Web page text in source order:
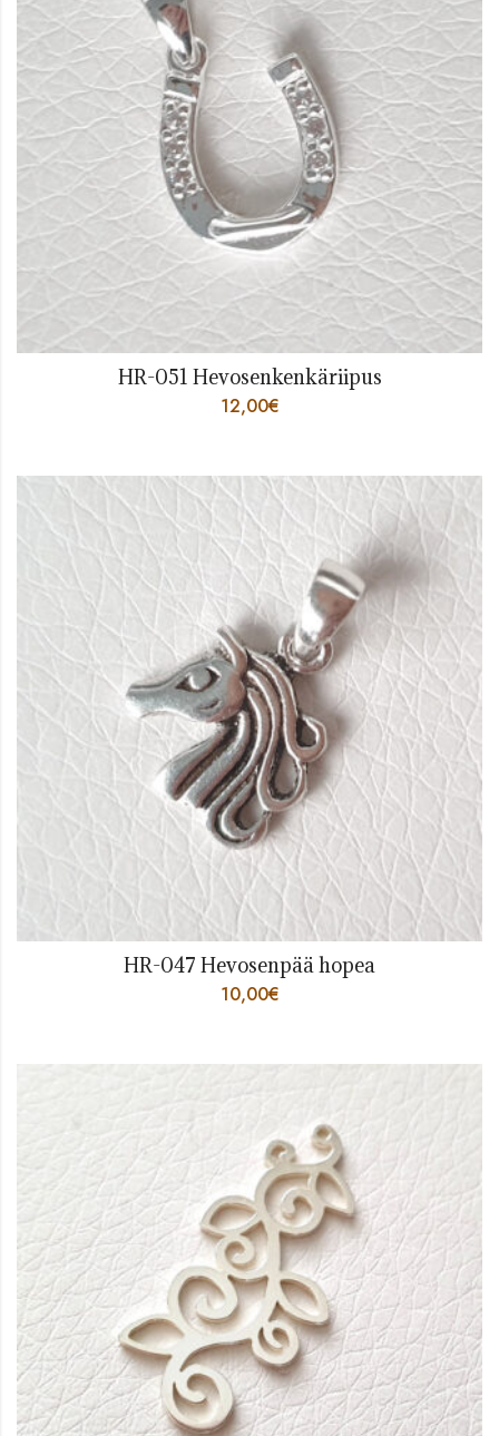
HR-051 Hevosenkenkäriipus
12,00€
HR-047 Hevosenpää hopea
10,00€